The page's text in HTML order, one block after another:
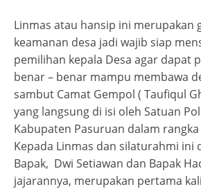
Linmas atau hansip ini merupakan
keamanan desa jadi wajib siap
pemilihan kepala Desa agar dapat
benar – benar mampu membawa
sambut Camat Gempol ( Taufiqul
yang langsung di isi oleh Satuan
Kabupaten Pasuruan dalam
Kepada Linmas dan silaturahmi ini
Bapak, Dwi Setiawan dan Bapak
jajarannya, merupakan pertama